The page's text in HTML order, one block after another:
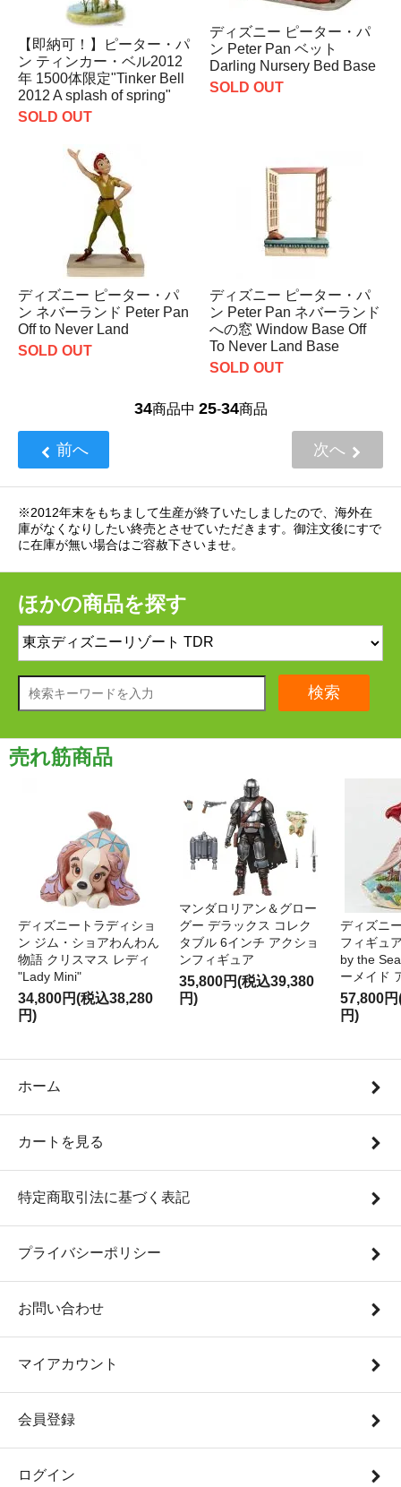
【即納可！】ピーター・パ
ン ティンカー・ベル2012
年 1500体限定"Tinker Bell
2012 A splash of spring"
SOLD OUT
ディズニー ピーター・パ
ン Peter Pan ベット
Darling Nursery Bed Base
SOLD OUT
ディズニー ピーター・パ
ン ネバーランド Peter Pan
Off to Never Land
SOLD OUT
ディズニー ピーター・パ
ン Peter Pan ネバーランド
への窓 Window Base Off
To Never Land Base
SOLD OUT
34商品中 25-34商品
前へ 次へ
※2012年末をもちまして生産が終了いたしましたので、海外在
庫がなくなりしたい終売とさせていただきます。御注文後にすで
に在庫が無い場合はご容赦下さいませ。
ほかの商品を探す
検索
売れ筋商品
ディズニートラディショ
ン ジム・ショアわんわん
物語 クリスマス レディ
"Lady Mini"
34,800円(税込38,280
円)
マンダロリアン＆グロー
グー デラックス コレク
タブル 6インチ アクショ
ンフィギュア
35,800円(税込39,380
円)
ディズニ
フィギュ
by the
ーメイド
57,800
円)
ホーム
カートを見る
特定商取引法に基づく表記
プライバシーポリシー
お問い合わせ
マイアカウント
会員登録
ログイン